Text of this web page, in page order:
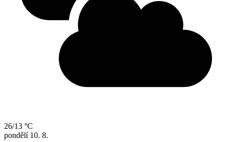
26/13 °C
pondělí 10. 8.